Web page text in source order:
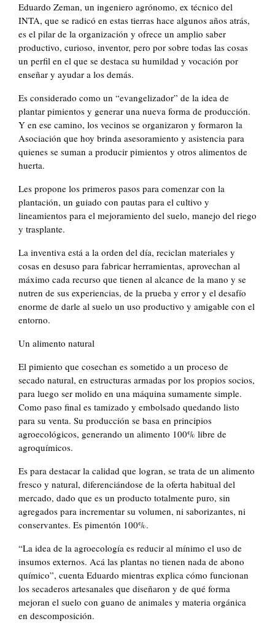
Eduardo Zeman, un ingeniero agrónomo, ex técnico del
INTA, que se radicó en estas tierras hace algunos años atrás,
es el pilar de la organización y ofrece un amplio saber
productivo, curioso, inventor, pero por sobre todas las cosas
un perfil en el que se destaca su humildad y vocación por
enseñar y ayudar a los demás.
Es considerado como un “evangelizador” de la idea de
plantar pimientos y generar una nueva forma de producción.
Y en ese camino, los vecinos se organizaron y formaron la
Asociación que hoy brinda asesoramiento y asistencia para
quienes se suman a producir pimientos y otros alimentos de
huerta.
Les propone los primeros pasos para comenzar con la
plantación, un guiado con pautas para el cultivo y
lineamientos para el mejoramiento del suelo, manejo del riego
y trasplante.
La inventiva está a la orden del día, reciclan materiales y
cosas en desuso para fabricar herramientas, aprovechan al
máximo cada recurso que tienen al alcance de la mano y se
nutren de sus experiencias, de la prueba y error y el desafío
enorme de darle al suelo un uso productivo y amigable con el
entorno.
Un alimento natural
El pimiento que cosechan es sometido a un proceso de
secado natural, en estructuras armadas por los propios socios,
para luego ser molido en una máquina sumamente simple.
Como paso final es tamizado y embolsado quedando listo
para su venta. Su producción se basa en principios
agroecológicos, generando un alimento 100% libre de
agroquímicos.
Es para destacar la calidad que logran, se trata de un alimento
fresco y natural, diferenciándose de la oferta habitual del
mercado, dado que es un producto totalmente puro, sin
agregados para incrementar su volumen, ni saborizantes, ni
conservantes. Es pimentón 100%.
“La idea de la agroecología es reducir al mínimo el uso de
insumos externos. Acá las plantas no tienen nada de abono
químico”, cuenta Eduardo mientras explica cómo funcionan
los secaderos artesanales que diseñaron y de qué forma
mejoran el suelo con guano de animales y materia orgánica
en descomposición.